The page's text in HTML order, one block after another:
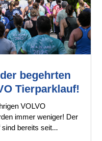
begehrten
Tierparklauf!
VOLVO
immer weniger! Der
bereits seit...